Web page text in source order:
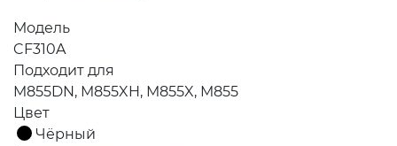
Модель
CF310A
Подходит для
M855DN, M855XH, M855X, M855
Цвет
Чёрный